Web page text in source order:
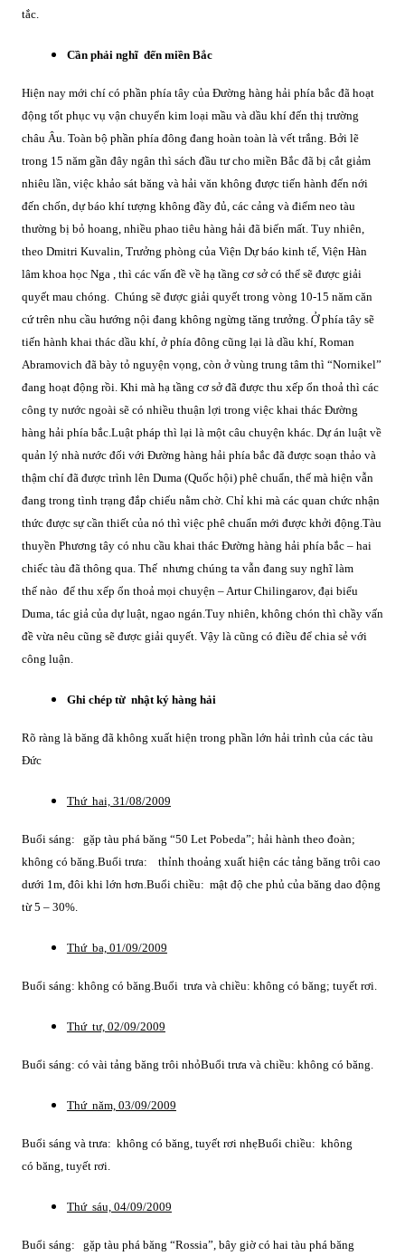
tắc.
Cần phải nghĩ đến miền Bắc
Hiện nay mới chí có phần phía tây của Đường hàng hải phía bắc đã hoạt
động tốt phục vụ vận chuyển kim loại mầu và dầu khí đến thị trường
châu Âu. Toàn bộ phần phía đông đang hoàn toàn là vết trắng. Bởi lẽ
trong 15 năm gần đây ngân thì sách đầu tư cho miền Bắc đã bị cắt giảm
nhiêu lần, việc khảo sát băng và hải văn không được tiến hành đến nới
đến chốn, dự báo khí tượng không đầy đủ, các cảng và điểm neo tàu
thường bị bỏ hoang, nhiều phao tiêu hàng hải đã biến mất. Tuy nhiên,
theo Dmitri Kuvalin, Trưởng phòng của Viện Dự báo kinh tế, Viện Hàn
lâm khoa học Nga , thì các vấn đề về hạ tầng cơ sở có thể sẽ được giải
quyết mau chóng. Chúng sẽ được giải quyết trong vòng 10-15 năm căn
cứ trên nhu cầu hướng nội đang không ngừng tăng trưởng. Ở phía tây sẽ
tiến hành khai thác dầu khí, ở phía đông cũng lại là dầu khí, Roman
Abramovich đã bày tỏ nguyện vọng, còn ở vùng trung tâm thì “Nornikel”
đang hoạt động rồi. Khi mà hạ tầng cơ sở đã được thu xếp ổn thoả thì các
công ty nước ngoài sẽ có nhiều thuận lợi trong việc khai thác Đường
hàng hải phía bắc.Luật pháp thì lại là một câu chuyện khác. Dự án luật về
quản lý nhà nước đối với Đường hàng hải phía bắc đã được soạn thảo và
thậm chí đã được trình lên Duma (Quốc hội) phê chuẩn, thế mà hiện vẫn
đang trong tình trạng đắp chiếu nằm chờ. Chỉ khi mà các quan chức nhận
thức được sự cần thiết của nó thì việc phê chuẩn mới được khởi động.Tàu
thuyền Phương tây có nhu cầu khai thác Đường hàng hải phía bắc – hai
chiếc tàu đã thông qua. Thế nhưng chúng ta vẫn đang suy nghĩ làm
thế nào để thu xếp ổn thoả mọi chuyện – Artur Chilingarov, đại biểu
Duma, tác giả của dự luật, ngao ngán.Tuy nhiên, không chón thì chầy vấn
đề vừa nêu cũng sẽ được giải quyết. Vậy là cũng có điều để chia sẻ với
công luận.
Ghi chép từ nhật ký hàng hải
Rõ ràng là băng đã không xuất hiện trong phần lớn hải trình của các tàu
Đức
Thứ hai, 31/08/2009
Buổi sáng: gặp tàu phá băng “50 Let Pobeda”; hải hành theo đoàn;
không có băng.Buổi trưa: thỉnh thoảng xuất hiện các tảng băng trôi cao
dưới 1m, đôi khi lớn hơn.Buổi chiều: mật độ che phủ của băng dao động
từ 5 – 30%.
Thứ ba, 01/09/2009
Buổi sáng: không có băng.Buổi trưa và chiều: không có băng; tuyết rơi.
Thứ tư, 02/09/2009
Buổi sáng: có vài tảng băng trôi nhỏBuổi trưa và chiều: không có băng.
Thứ năm, 03/09/2009
Buổi sáng và trưa: không có băng, tuyết rơi nhẹBuổi chiều: không
có băng, tuyết rơi.
Thứ sáu, 04/09/2009
Buổi sáng: gặp tàu phá băng “Rossia”, bây giờ có hai tàu phá băng